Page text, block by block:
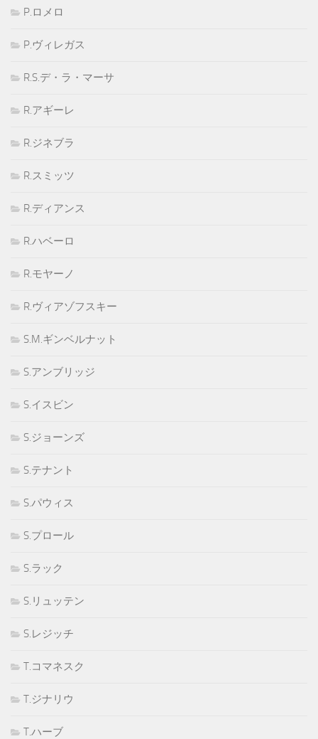
P.ロメロ
P.ヴィレガス
R.S.デ・ラ・マーサ
R.アギーレ
R.ジネブラ
R.スミッツ
R.ディアンス
R.ハベーロ
R.モヤーノ
R.ヴィアゾフスキー
S.M.ギンベルナット
S.アンブリッジ
S.イスビン
S.ジョーンズ
S.テナント
S.パウィス
S.プロール
S.ラック
S.リュッテン
S.レジッチ
T.コマネスク
T.ジナリウ
T.ハーブ